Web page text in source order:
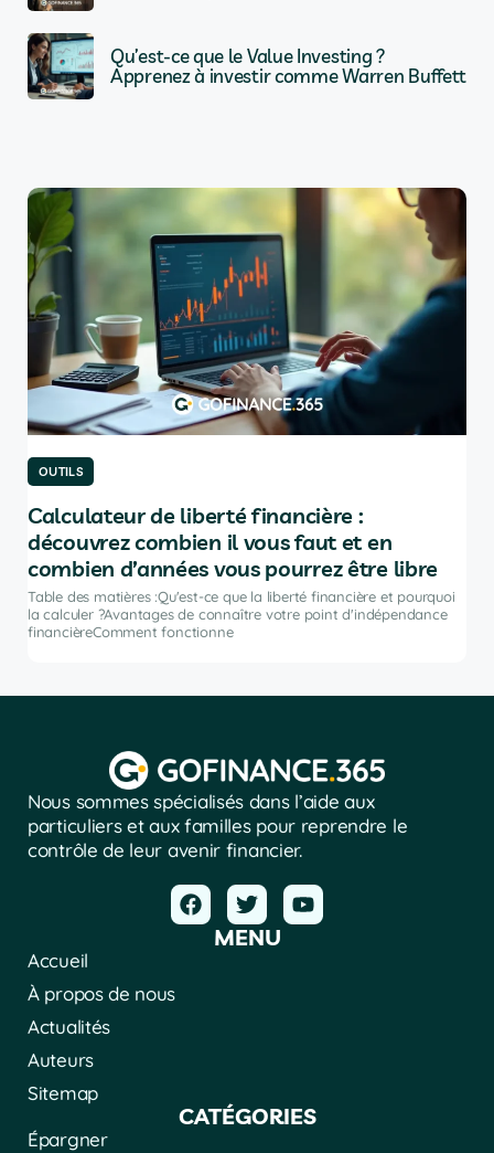
Qu’est-ce que le Value Investing ?
Apprenez à investir comme Warren Buffett
OUTILS
Calculateur de liberté financière :
découvrez combien il vous faut et en
combien d’années vous pourrez être libre
Table des matières :Qu'est-ce que la liberté financière et pourquoi
la calculer ?Avantages de connaître votre point d'indépendance
financièreComment fonctionne
Nous sommes spécialisés dans l’aide aux
particuliers et aux familles pour reprendre le
contrôle de leur avenir financier.
MENU
Accueil
À propos de nous
Actualités
Auteurs
Sitemap
CATÉGORIES
Épargner